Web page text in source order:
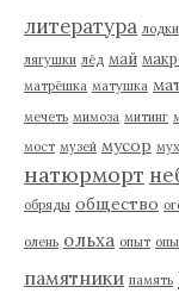
литература лодки
лягушки лёд май
матрёшка матушка
мечеть мимоза митинг
мост музей мусор
натюрморт
обряды общество
олень ольха опыт
памятники память